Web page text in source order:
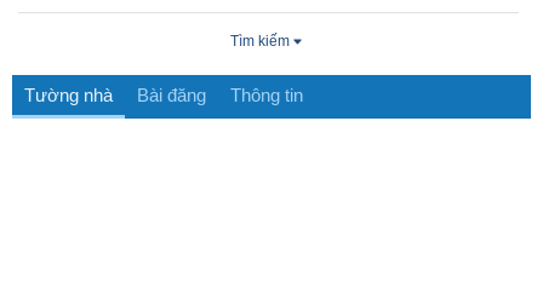
Tìm kiếm
Tường nhà Bài đăng Thông tin